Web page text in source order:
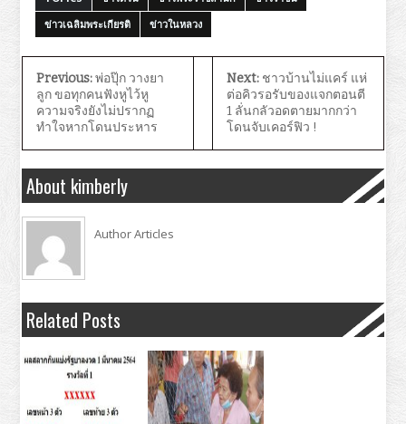
ข่าวเฉลิมพระเกียรติ
ข่าวในหลวง
Previous:พ่อปุ๊ก วางยา
ลูก ขอทุกคนฟังหูไว้หู
ความจริงยังไม่ปรากฏ
ทำใจหากโดนประหาร
Next: ชาวบ้านไม่แคร์ แห่
ต่อคิวรอรับของแจกตอนตี
1 ลั่นกลัวอดตายมากกว่า
โดนจับเคอร์ฟิว !
About kimberly
Author Articles
Related Posts